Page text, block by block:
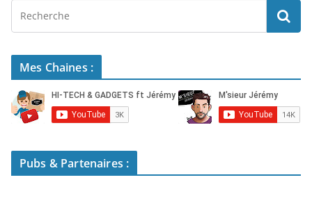
Mes Chaines :
Pubs & Partenaires :